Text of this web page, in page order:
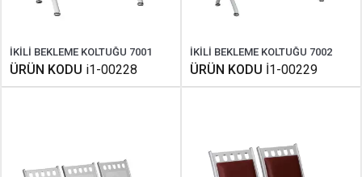
İKİLİ BEKLEME KOLTUĞU 7001
ÜRÜN KODU i1-00228
İKİLİ BEKLEME KOLTUĞU 7002
ÜRÜN KODU İ1-00229